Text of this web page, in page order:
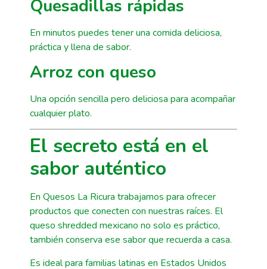
Quesadillas rápidas
En minutos puedes tener una comida deliciosa,
práctica y llena de sabor.
Arroz con queso
Una opción sencilla pero deliciosa para acompañar
cualquier plato.
El secreto está en el
sabor auténtico
En Quesos La Ricura trabajamos para ofrecer
productos que conecten con nuestras raíces. El
queso shredded mexicano no solo es práctico,
también conserva ese sabor que recuerda a casa.
Es ideal para familias latinas en Estados Unidos